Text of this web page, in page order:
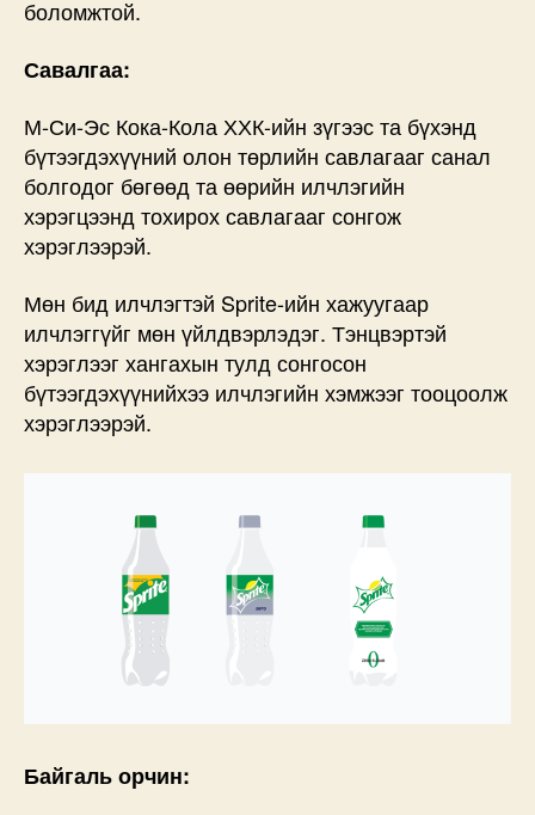
боломжтой.
Савалгаа:
М-Си-Эс Кока-Кола ХХК-ийн зүгээс та бүхэнд
бүтээгдэхүүний олон төрлийн савлагааг санал
болгодог бөгөөд та өөрийн илчлэгийн
хэрэгцээнд тохирох савлагааг сонгож
хэрэглээрэй.
Мөн бид илчлэгтэй Sprite-ийн хажуугаар
илчлэггүйг мөн үйлдвэрлэдэг. Тэнцвэртэй
хэрэглээг хангахын тулд сонгосон
бүтээгдэхүүнийхээ илчлэгийн хэмжээг тооцоолж
хэрэглээрэй.
Байгаль орчин: